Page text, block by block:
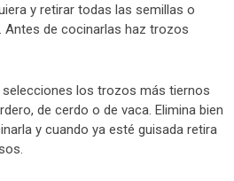
y retirar todas las semillas o
Antes de cocinarlas haz trozos
selecciones los trozos más tiernos
de cerdo o de vaca. Elimina bien
y cuando ya esté guisada retira